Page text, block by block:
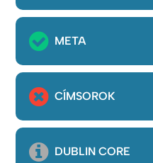
META
CÍMSOROK
DUBLIN CORE